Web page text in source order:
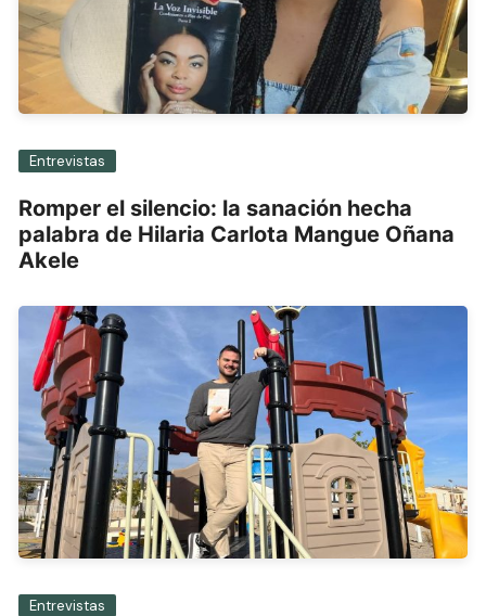
Entrevistas
Romper el silencio: la sanación hecha
palabra de Hilaria Carlota Mangue Oñana
Akele
Entrevistas